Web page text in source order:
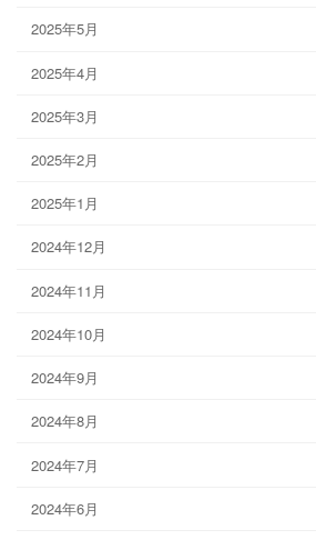
2025年5月
2025年4月
2025年3月
2025年2月
2025年1月
2024年12月
2024年11月
2024年10月
2024年9月
2024年8月
2024年7月
2024年6月